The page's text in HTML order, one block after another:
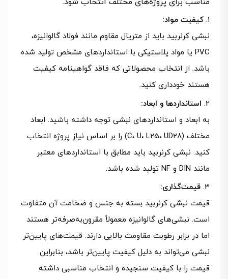
کیفیت مواد:
نبشی کرنربید باید از متریال مقاوم مانند فولاد گالوانیزه،
PVC یا مواد پلاستیکی با استانداردهای مشخص تولید شده
باشد. از انتخاب محصولاتی که فاقد گواهینامه کیفیت
هستند خودداری کنید.
استانداردها و ابعاد:
به ابعاد و استانداردهای نبشی توجه داشته باشید. ابعاد
مختلف (C، U، L25، UD28) را بر اساس نیاز پروژه انتخاب
کنید. نبشی کرنربید باید مطابق با استانداردهای معتبر
مانند DIN و NF تولید شده باشد.
قیمت‌گذاری:
قیمت نبشی کرنربید بسته به جنس و ضخامت آن متفاوت
است. نبشی‌های گالوانیزه معمولاً مقرون‌به‌صرفه‌تر هستند
اما در برابر رطوبت مقاومت بالایی دارند. قیمت‌های پایین‌تر
نبشی می‌تواند به دلیل کیفیت پایین‌تر باشد، بنابراین
قیمت را با کیفیت سنجیده و انتخاب مناسبی داشته